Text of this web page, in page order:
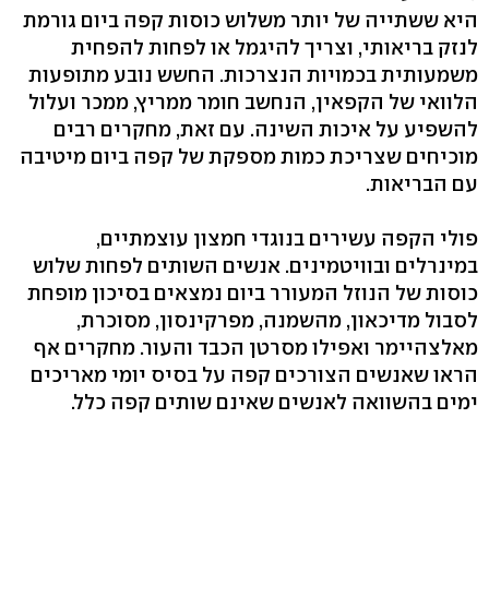
היא ששתייה של יותר משלוש כוסות קפה ביום גורמת
לנזק בריאותי, וצריך להיגמל או לפחות להפחית
משמעותית בכמויות הנצרכות. החשש נובע מתופעות
הלוואי של הקפאין, הנחשב חומר ממריץ, ממכר ועלול
להשפיע על איכות השינה. עם זאת, מחקרים רבים
מוכיחים שצריכת כמות מספקת של קפה ביום מיטיבה
עם הבריאות.
פולי הקפה עשירים בנוגדי חמצון עוצמתיים,
במינרלים ובוויטמינים. אנשים השותים לפחות שלוש
כוסות של הנוזל המעורר ביום נמצאים בסיכון מופחת
לסבול מדיכאון, מהשמנה, מפרקינסון, מסוכרת,
מאלצהיימר ואפילו מסרטן הכבד והעור. מחקרים אף
הראו שאנשים הצורכים קפה על בסיס יומי מאריכים
ימים בהשוואה לאנשים שאינם שותים קפה כלל.